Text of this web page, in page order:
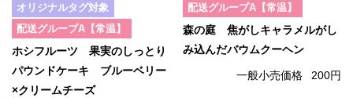
オリジナルタグ対象
配送グループA【常温】
ホシフルーツ 果実のしっとり
パウンドケーキ ブルーベリー
×クリームチーズ
配送グループA【常温】
森の庭 焦がしキャラメルがし
み込んだバウムクーヘン
一般小売価格 200円